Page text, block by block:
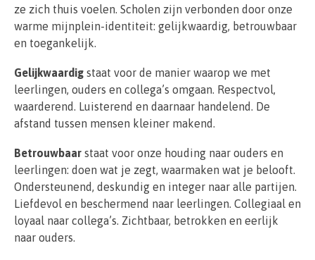
ze zich thuis voelen. Scholen zijn verbonden door onze
warme mijnplein-identiteit: gelijkwaardig, betrouwbaar
en toegankelijk.
Gelijkwaardig staat voor de manier waarop we met
leerlingen, ouders en collega’s omgaan. Respectvol,
waarderend. Luisterend en daarnaar handelend. De
afstand tussen mensen kleiner makend.
Betrouwbaar staat voor onze houding naar ouders en
leerlingen: doen wat je zegt, waarmaken wat je belooft.
Ondersteunend, deskundig en integer naar alle partijen.
Liefdevol en beschermend naar leerlingen. Collegiaal en
loyaal naar collega’s. Zichtbaar, betrokken en eerlijk
naar ouders.